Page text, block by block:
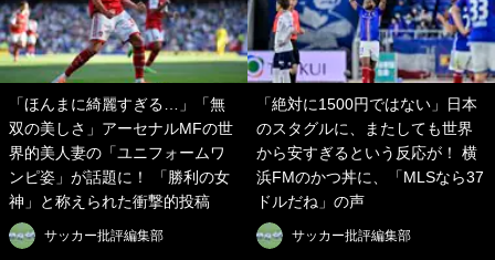
「ほんまに綺麗すぎる…」「無
双の美しさ」アーセナルMFの世
界的美人妻の「ユニフォームワ
ンピ姿」が話題に！ 「勝利の女
神」と称えられた衝撃的投稿
サッカー批評編集部
「絶対に1500円ではない」日本
のスタグルに、またしても世界
から安すぎるという反応が！ 横
浜FMのかつ丼に、「MLSなら37
ドルだね」の声
サッカー批評編集部